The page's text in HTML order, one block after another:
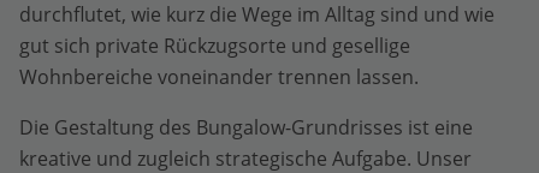
durchflutet, wie kurz die Wege im Alltag sind und wie
gut sich private Rückzugsorte und gesellige
Wohnbereiche voneinander trennen lassen.
Die Gestaltung des Bungalow-Grundrisses ist eine
kreative und zugleich strategische Aufgabe. Unser